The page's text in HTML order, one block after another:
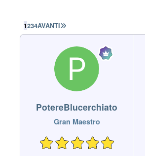
1234AVANTI ULTIMA PAGINA
PotereBlucerchiato
Gran Maestro